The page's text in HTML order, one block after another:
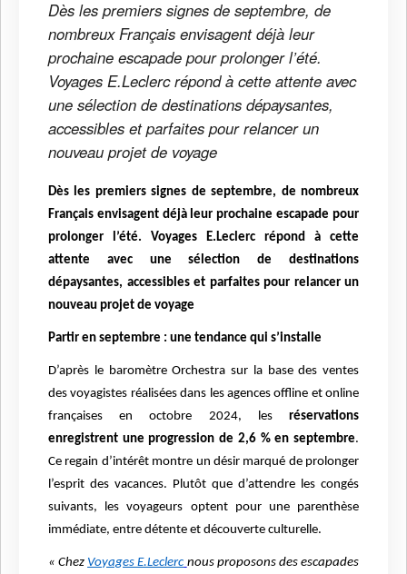
Dès les premiers signes de septembre, de
nombreux Français envisagent déjà leur
prochaine escapade pour prolonger l’été.
Voyages E.Leclerc répond à cette attente avec
une sélection de destinations dépaysantes,
accessibles et parfaites pour relancer un
nouveau projet de voyage
Dès les premiers signes de septembre, de nombreux
Français envisagent déjà leur prochaine escapade pour
prolonger l’été. Voyages E.Leclerc répond à cette
attente avec une sélection de destinations
dépaysantes, accessibles et parfaites pour relancer un
nouveau projet de voyage
Partir en septembre : une tendance qui s’installe
D’après le baromètre Orchestra sur la base des ventes
des voyagistes réalisées dans les agences offline et online
françaises en octobre 2024, les réservations
enregistrent une progression de 2,6 % en septembre.
Ce regain d’intérêt montre un désir marqué de prolonger
l’esprit des vacances. Plutôt que d’attendre les congés
suivants, les voyageurs optent pour une parenthèse
immédiate, entre détente et découverte culturelle.
« Chez Voyages E.Leclerc nous proposons des escapades